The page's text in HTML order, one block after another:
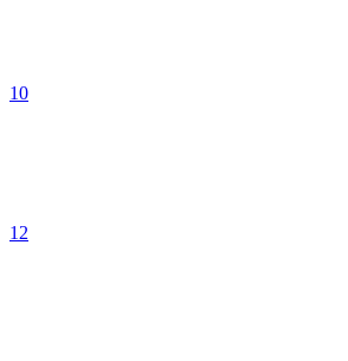
10
12